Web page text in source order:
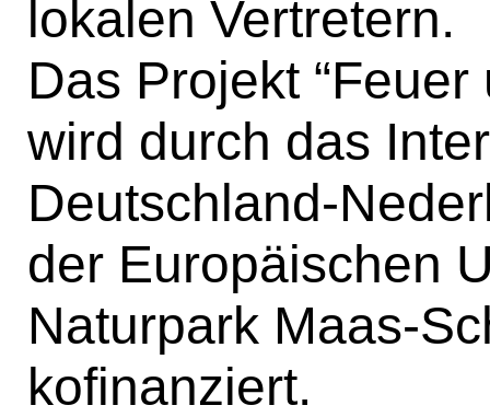
lokalen Vertretern.
Das Projekt
wird durch das
Deutschland-
der Europäischen
Naturpark Maas-
kofinanziert.